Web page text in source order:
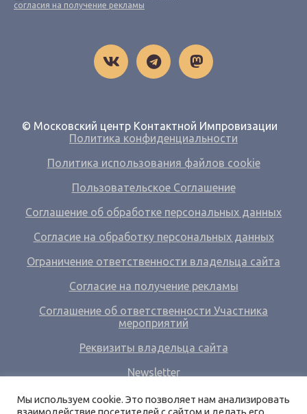
согласия на получение рекламы
© Московский центр Контактной Импровизации
Политика конфиденциальности
Политика использования файлов cookie
Пользовательское Соглашение
Соглашение об обработке персональных данных
Согласие на обработку персональных данных
Ограничение ответственности владельца сайта
Согласие на получение рекламы
Соглашение об ответственности Участника
мероприятий
Реквизиты владельца сайта
Newsletter
Ссылки
Мы используем cookie. Это позволяет нам анализировать
взаимодействие посетителей с сайтом и делать его